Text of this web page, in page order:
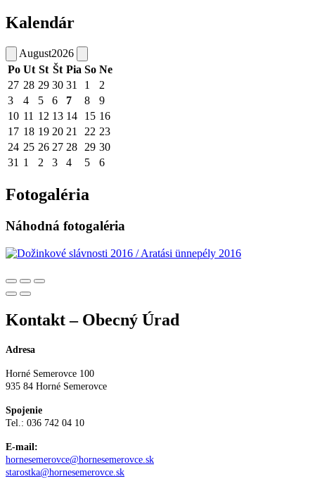
Kalendár
August2026
Po Ut St Št Pia So Ne
27 28 29 30 31 1
2
3
4 5 6 7 8
9
10 11 12 13 14 15 16
17 18 19 20 21 22 23
24 25 26 27 28 29 30
31 1 2 3 4 5 6
Fotogaléria
Náhodná fotogaléria
Kontakt – Obecný Úrad
Adresa
Horné Semerovce 100
935 84 Horné Semerovce
Spojenie
Tel.: 036 742 04 10
E-mail:
hornesemerovce@hornesemerovce.sk
starostka@hornesemerovce.sk